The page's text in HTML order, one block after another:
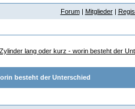
Forum| Mitglieder|
lang oder kurz - worin besteht der
besteht der Unterschied